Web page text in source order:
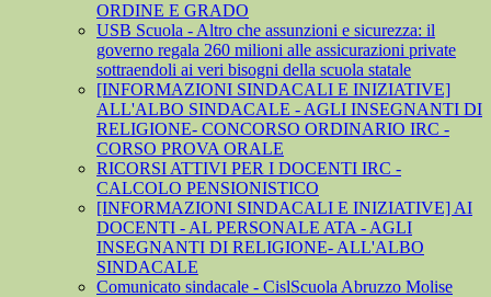
ORDINE E GRADO
USB Scuola - Altro che assunzioni e sicurezza: il
governo regala 260 milioni alle assicurazioni private
sottraendoli ai veri bisogni della scuola statale
[INFORMAZIONI SINDACALI E INIZIATIVE]
ALL'ALBO SINDACALE - AGLI INSEGNANTI DI
RELIGIONE- CONCORSO ORDINARIO IRC -
CORSO PROVA ORALE
RICORSI ATTIVI PER I DOCENTI IRC -
CALCOLO PENSIONISTICO
[INFORMAZIONI SINDACALI E INIZIATIVE] AI
DOCENTI - AL PERSONALE ATA - AGLI
INSEGNANTI DI RELIGIONE- ALL'ALBO
SINDACALE
Comunicato sindacale - CislScuola Abruzzo Molise